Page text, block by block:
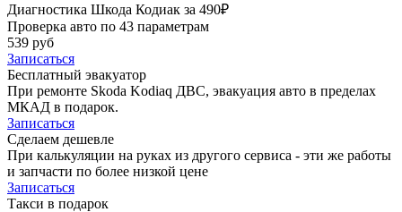
Диагностика Шкода Кодиак за 490₽
Проверка авто по 43 параметрам
539 руб
Записаться
Бесплатный эвакуатор
При ремонте Skoda Kodiaq ДВС, эвакуация авто в пределах
МКАД в подарок.
Записаться
Сделаем дешевле
При калькуляции на руках из другого сервиса - эти же работы
и запчасти по более низкой цене
Записаться
Такси в подарок